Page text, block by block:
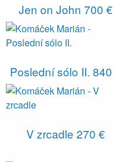
Jen on John 700 €
Poslední sólo II. 840
V zrcadle 270 €